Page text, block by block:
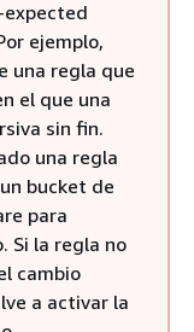
ejemplo,
una regla que
el que una
sin fin.
una regla
bucket de
para
Si la regla no
cambio
a activar la